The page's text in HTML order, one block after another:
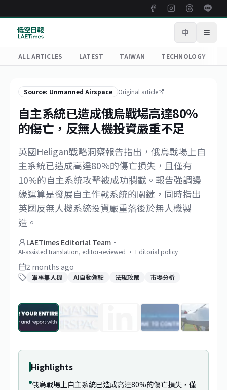
中 Open
ALL ARTICLES LATEST TAIWAN TECHNOLOGY
Source: Unmanned Airspace Original article
自主系統已造成俄烏戰場高達80%
的傷亡，反無人機投資嚴重不足
英國Heligan戰略洞察報告指出，俄烏戰場上自
主系統已造成高達80%的傷亡損失，且僅有
10%的自主系統攻擊被成功攔截。報告強調邊
緣運算是發展自主作戰系統的關鍵，同時指出
英國反無人機系統投資嚴重落後於無人機製
造。
LAETimes Editorial Team ·
AI-assisted translation, editor-reviewed · Editorial policy
2 months ago
軍事無人機 AI自動駕駛 法規政策 市場分析
1/29
Highlights
俄烏戰場上自主系統已造成高達80%的傷亡損失，僅